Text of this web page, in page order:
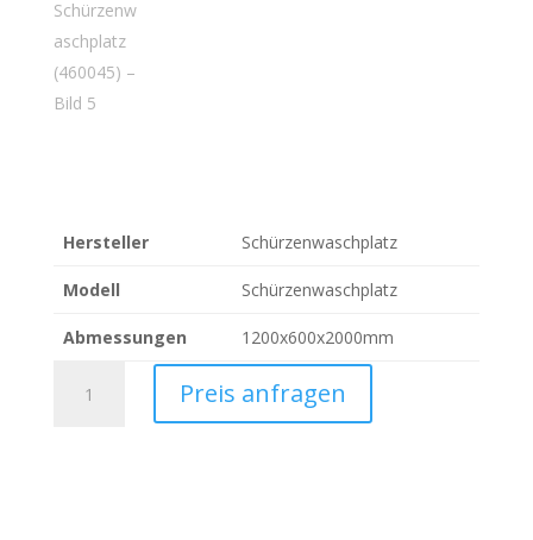
Hersteller Schürzenwaschplatz
Modell Schürzenwaschplatz
Abmessungen
1200x600x2000mm
Schürzenwaschplatz
SchürzenwaschplatzPreis anfragen